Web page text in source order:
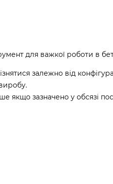
для важкої роботи в
залежно від
якщо зазначено у обсязі